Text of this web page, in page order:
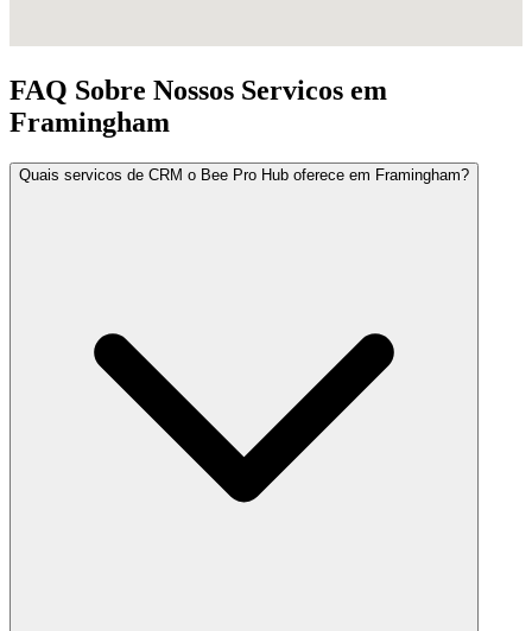
FAQ Sobre Nossos Servicos em
Framingham
Quais servicos de CRM o Bee Pro Hub oferece em Framingham?